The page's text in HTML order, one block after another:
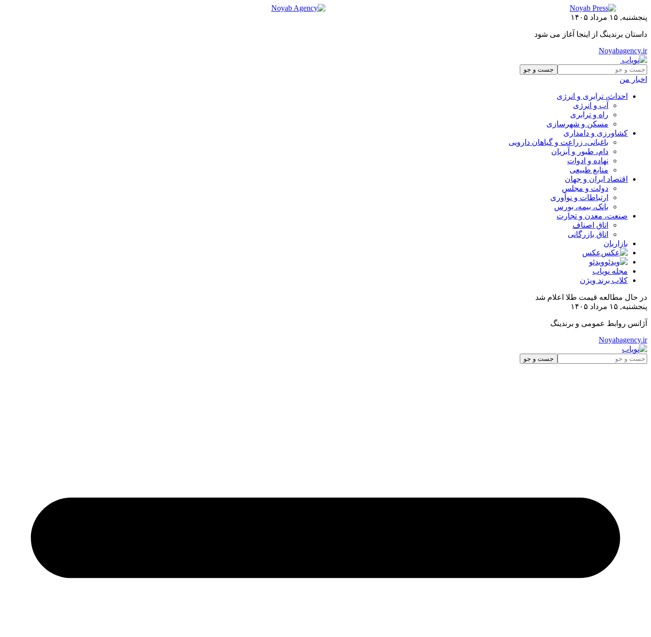
پنجشنبه, ۱۵ مرداد ۱۴۰۵
داستان برندینگ از اینجا آغاز می شود
Noyabagency.ir
اخبار من
احداث، ترابری و انرژی
آب و انرژی
راه و ترابری
مسکن و شهرسازی
کشاورزی و دامداری
باغبانی، زراعت و گیاهان دارویی
دام، طیور و آبزیان
نهاده و ادوات
منابع طبیعی
اقتصاد ایران و جهان
دولت و مجلس
ارتباطات و نوآوری
بانک، بیمه، بورس
صنعت، معدن و تجارت
اتاق اصناف
اتاق بازرگانی
بازاربان
عکس
ویدئو
مجله نویاب
کلاب برند ویژن
در حال مطالعه قیمت طلا اعلام شد
پنجشنبه, ۱۵ مرداد ۱۴۰۵
آژانس روابط عمومی و برندینگ
Noyabagency.ir